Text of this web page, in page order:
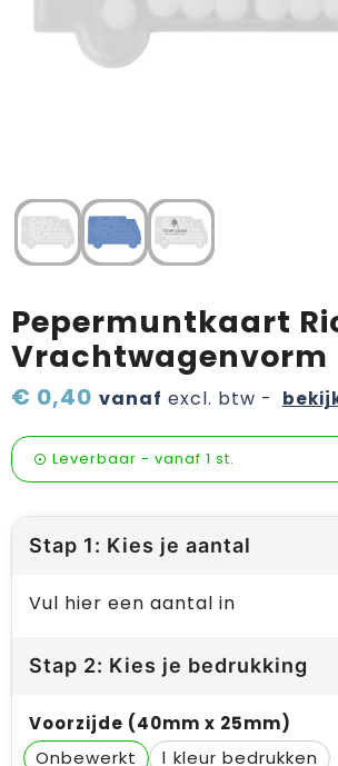
Verzorging & welness
Pasen
Wijn, bier en proeverij
Zomerpakketten
Pepermuntkaart
Vrachtwagenvorm
€ 0,40 vanaf excl. btw -
Leverbaar - vanaf 1 st.
Stap 1: Kies je aantal
Vul hier een aantal in
Stap 2: Kies je bedrukking
Voorzijde (40mm x 25mm)
Onbewerkt
1